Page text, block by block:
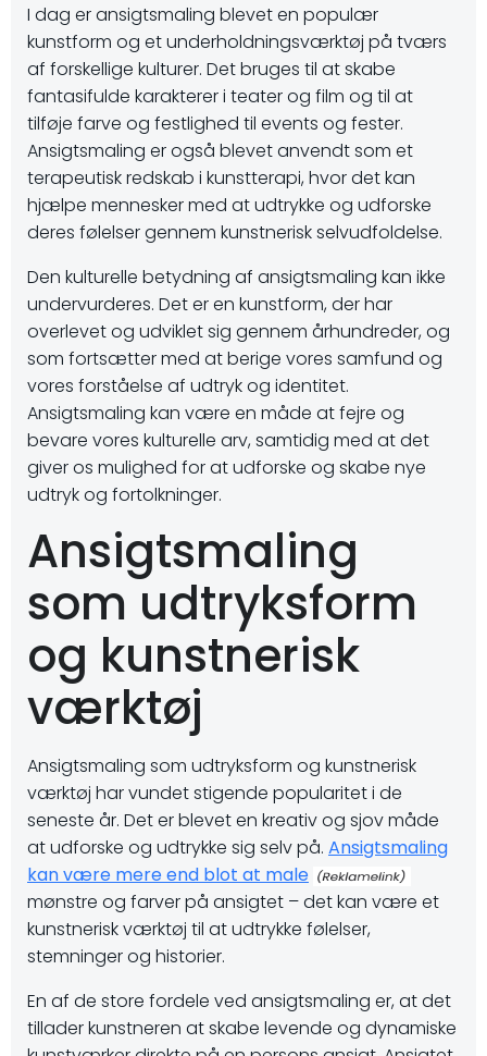
I dag er ansigtsmaling blevet en populær
kunstform og et underholdningsværktøj på tværs
af forskellige kulturer. Det bruges til at skabe
fantasifulde karakterer i teater og film og til at
tilføje farve og festlighed til events og fester.
Ansigtsmaling er også blevet anvendt som et
terapeutisk redskab i kunstterapi, hvor det kan
hjælpe mennesker med at udtrykke og udforske
deres følelser gennem kunstnerisk selvudfoldelse.
Den kulturelle betydning af ansigtsmaling kan ikke
undervurderes. Det er en kunstform, der har
overlevet og udviklet sig gennem århundreder, og
som fortsætter med at berige vores samfund og
vores forståelse af udtryk og identitet.
Ansigtsmaling kan være en måde at fejre og
bevare vores kulturelle arv, samtidig med at det
giver os mulighed for at udforske og skabe nye
udtryk og fortolkninger.
Ansigtsmaling
som udtryksform
og kunstnerisk
værktøj
Ansigtsmaling som udtryksform og kunstnerisk
værktøj har vundet stigende popularitet i de
seneste år. Det er blevet en kreativ og sjov måde
at udforske og udtrykke sig selv på. Ansigtsmaling
kan være mere end blot at male
mønstre og farver på ansigtet – det kan være et
kunstnerisk værktøj til at udtrykke følelser,
stemninger og historier.
En af de store fordele ved ansigtsmaling er, at det
tillader kunstneren at skabe levende og dynamiske